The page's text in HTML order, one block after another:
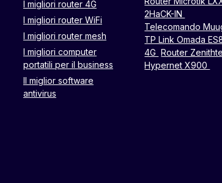
I migliori router 4G
I migliori router WiFi
I migliori router mesh
I migliori computer
portatili per il business
Il miglior software
antivirus
2HaCK-IN
Telecomando
TP Link Omada
4G Router
Hypernet X900